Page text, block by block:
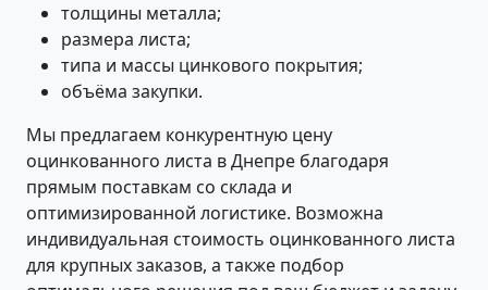
толщины металла;
размера листа;
типа и массы цинкового покрытия;
объёма закупки.
Мы предлагаем конкурентную цену
оцинкованного листа в Днепре благодаря
прямым поставкам со склада и
оптимизированной логистике. Возможна
индивидуальная стоимость оцинкованного листа
для крупных заказов, а также подбор